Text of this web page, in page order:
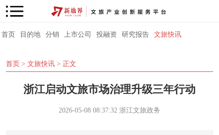
首页 目的地 分销 上市公司 投融资 研究报告 文旅快讯
首页 > 文旅快讯 > 正文
浙江启动文旅市场治理升级三年行动
2026-05-08 08:37:32 浙江文旅政务